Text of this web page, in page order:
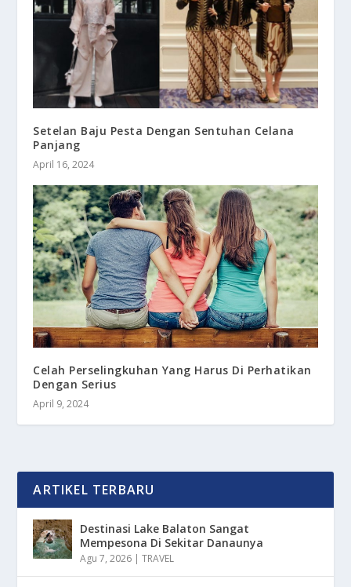
Setelan Baju Pesta Dengan Sentuhan Celana
Panjang
April 16, 2024
Celah Perselingkuhan Yang Harus Di Perhatikan
Dengan Serius
April 9, 2024
ARTIKEL TERBARU
Destinasi Lake Balaton Sangat
Mempesona Di Sekitar Danaunya
Agu 7, 2026 |TRAVEL